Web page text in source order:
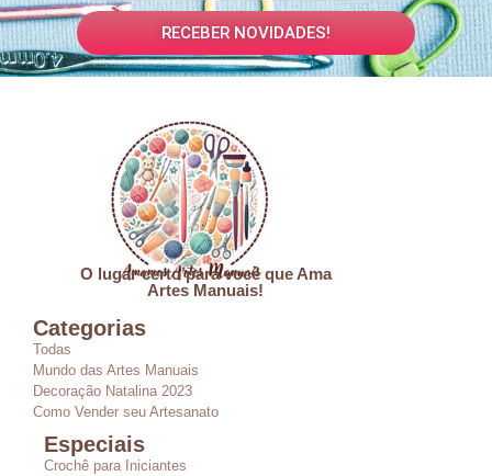
RECEBER NOVIDADES!
O lugar certo para você que Ama
Artes Manuais!
Categorias
Todas
Mundo das Artes Manuais
Decoração Natalina 2023
Como Vender seu Artesanato
Especiais
Crochê para Iniciantes